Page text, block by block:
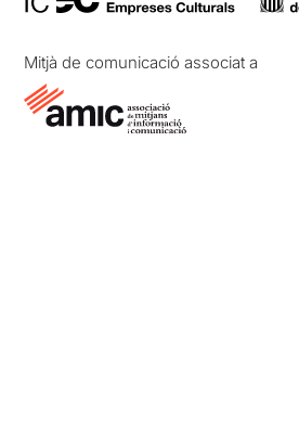
Mitjà de comunicació associat a